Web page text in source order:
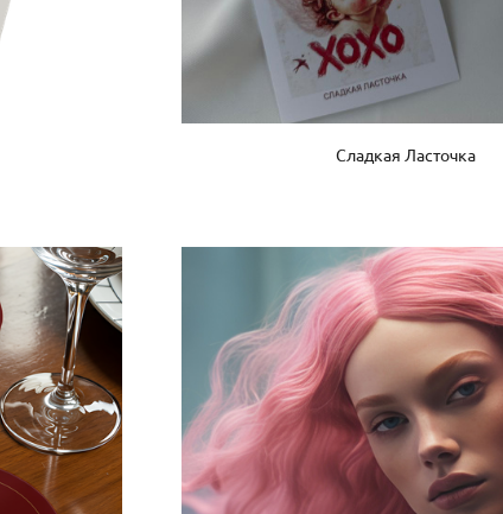
Сладкая Ласточка